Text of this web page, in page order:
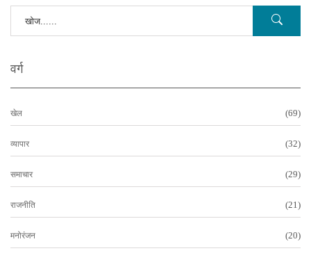
वर्ग
खेल (69)
व्यापार (32)
समाचार (29)
राजनीति (21)
मनोरंजन (20)